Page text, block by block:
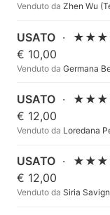
Venduto da Zhen Wu
USATO ·
€ 10,00
Venduto da Germana
USATO ·
€ 12,00
Venduto da Loredana
USATO ·
€ 12,00
Venduto da Siria